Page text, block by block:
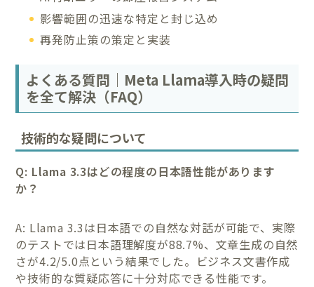
影響範囲の迅速な特定と封じ込め
再発防止策の策定と実装
よくある質問｜Meta Llama導入時の疑問
を全て解決（FAQ）
技術的な疑問について
Q: Llama 3.3はどの程度の日本語性能があります
か？
A: Llama 3.3は日本語での自然な対話が可能で、実際
のテストでは日本語理解度が88.7%、文章生成の自然
さが4.2/5.0点という結果でした。ビジネス文書作成
や技術的な質疑応答に十分対応できる性能です。